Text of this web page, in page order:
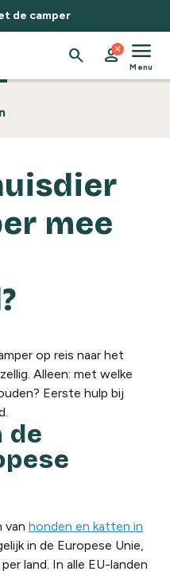
de camper
search person
close menu
Menu
mee
op reis naar het
Alleen: met welke
Eerste hulp bij
de
van honden en katten in
in de Europese Unie,
land. In alle EU-landen